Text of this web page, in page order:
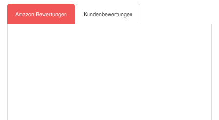
Amazon Bewertungen Kundenbewertungen